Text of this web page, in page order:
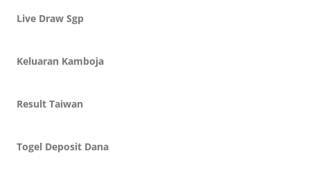
Live Draw Sgp
Keluaran Kamboja
Result Taiwan
Togel Deposit Dana